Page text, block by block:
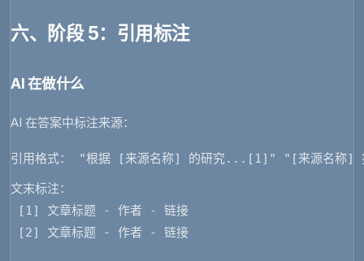
六、阶段 5：引用标注
AI 在做什么
AI 在答案中标注来源：
引用格式： "根据 [来源名称] 的研究...[1]" "[来源名
文末标注：
[1] 文章标题 - 作者 - 链接
[2] 文章标题 - 作者 - 链接